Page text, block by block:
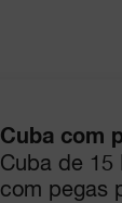
Cuba com
Cuba de 15
com pegas